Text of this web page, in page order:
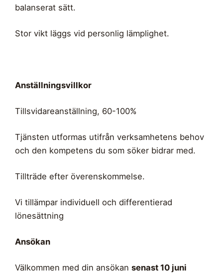
balanserat sätt.
Stor vikt läggs vid personlig lämplighet.
Anställningsvillkor
Tillsvidareanställning, 60-100%
Tjänsten utformas utifrån verksamhetens behov
och den kompetens du som söker bidrar med.
Tillträde efter överenskommelse.
Vi tillämpar individuell och differentierad
lönesättning
Ansökan
Välkommen med din ansökan senast 10 juni